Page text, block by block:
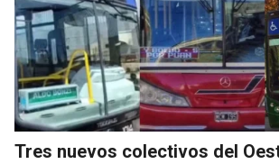
Tres nuevos colectivos del